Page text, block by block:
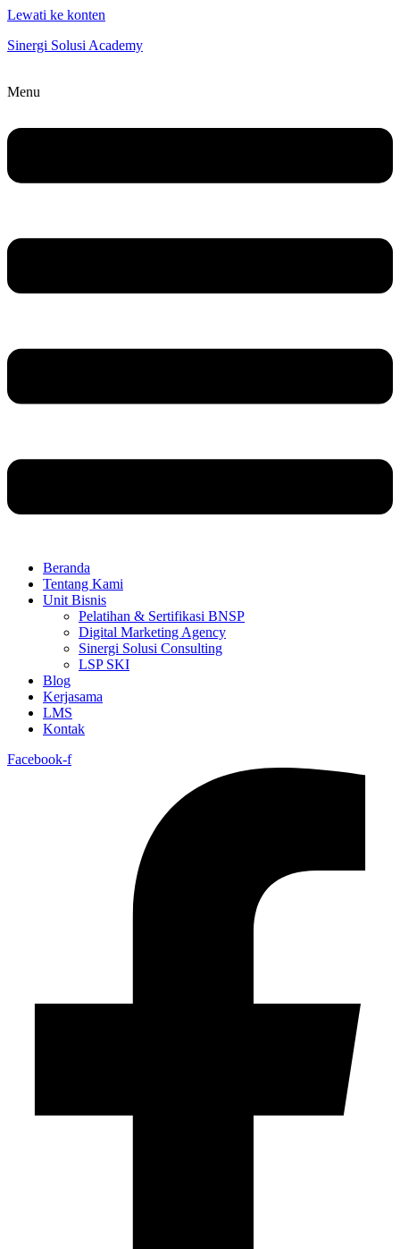
Lewati ke konten
Sinergi Solusi Academy
Menu
Beranda
Tentang Kami
Unit Bisnis
Pelatihan & Sertifikasi BNSP
Digital Marketing Agency
Sinergi Solusi Consulting
LSP SKI
Blog
Kerjasama
LMS
Kontak
Facebook-f